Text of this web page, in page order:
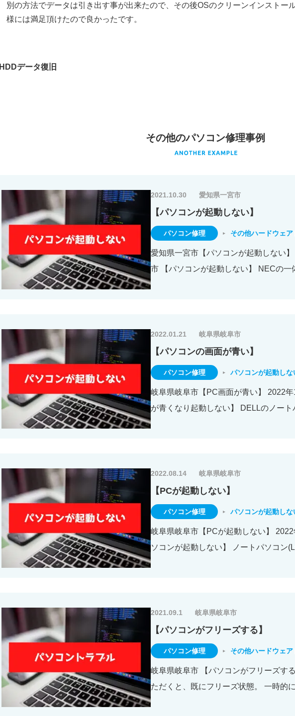
別の方法でデータは引き出す事が出来たので、その後OSのクリーンインストー
様には満足頂けたので良かったです。
HDDデータ復旧
その他のパソコン修理事例
【パソコンが起動しない】
2021.10.30 愛知県一宮市
パソコン修理 その他ハードウェア
愛知県一宮市【パソコンが起動しない
市 【パソコンが起動しない】 NECの
【パソコンの画面が青い】
2022.01.21 岐阜県岐阜市
パソコン修理 パソコンが起動しな
岐阜県岐阜市【PC画面が青い】 2022
が青くなり起動しない】 DELLのノー
【PCが起動しない】
2022.08.14 岐阜県岐阜市
パソコン修理 パソコンが起動しな
岐阜県岐阜市【PCが起動しない】
ソコンが起動しない】 ノートパソコン
【パソコンがフリーズする】
2021.09.1 岐阜県岐阜市
パソコン修理 その他ハードウェア
岐阜県岐阜市 【パソコンがフリーズす
ただくと、既にフリーズ状態。 一時的